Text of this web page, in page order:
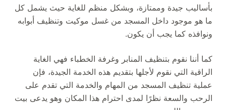
بأساليب جيدة وممتازة، وبشكل منظم للغاية حيث يشمل كل
ما هو موجود داخل المسجد من غسل موكيت وتنظيف أبوابه
ونوافذه كما يجب أن يكون.
كما أننا نقوم بتنظيف المنابر وغرفة الخطباء فهي الغاية
الراقية التي نقوم لأجلها بتقديم هذه الخدمة الجيدة، فإن
عملية تنظيف المسجد من المهام والخدمة التي تقدم على
الرحب والسعة نظرًا لمدى احترام هذا المكان وهو يدعى بيت